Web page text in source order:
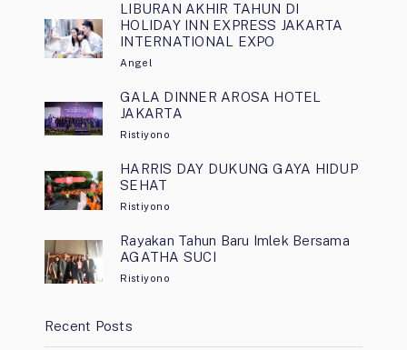
LIBURAN AKHIR TAHUN DI
HOLIDAY INN EXPRESS JAKARTA
INTERNATIONAL EXPO
Angel
GALA DINNER AROSA HOTEL
JAKARTA
Ristiyono
HARRIS DAY DUKUNG GAYA HIDUP
SEHAT
Ristiyono
Rayakan Tahun Baru Imlek Bersama
AGATHA SUCI
Ristiyono
Recent Posts